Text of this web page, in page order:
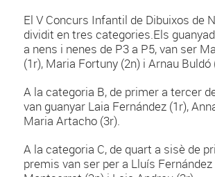
El V Concurs Infantil de Dibuixos de
dividit en tres categories.Els
a nens i nenes de P3 a P5, van ser
(1r), Maria Fortuny (2n) i Arnau Buldó
A la categoria B, de primer a tercer
van guanyar Laia Fernández (1r),
Maria Artacho (3r).
A la categoria C, de quart a sisè de
premis van ser per a Lluís